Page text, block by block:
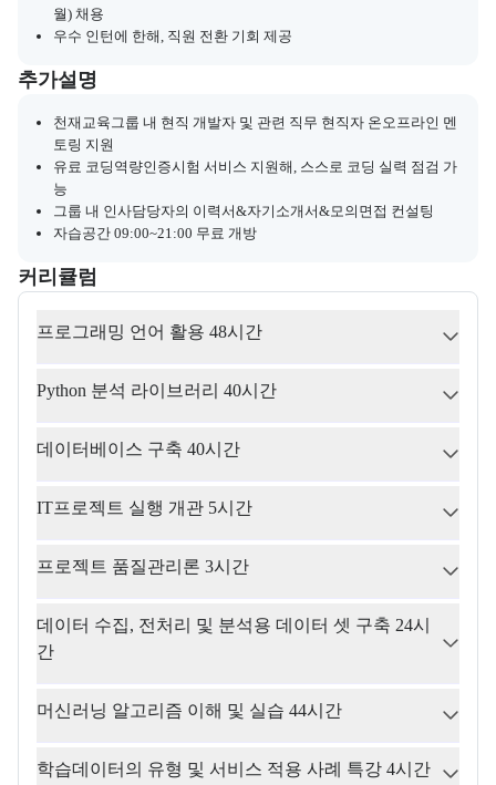
월) 채용
우수 인턴에 한해, 직원 전환 기회 제공
추가설명
부트캠프와 관련된 추가 안내 및 참고 사항을 제공한다.
천재교육그룹 내 현직 개발자 및 관련 직무 현직자 온오프라인 멘
토링 지원
유료 코딩역량인증시험 서비스 지원해, 스스로 코딩 실력 점검 가
능
그룹 내 인사담당자의 이력서&자기소개서&모의면접 컨설팅
자습공간 09:00~21:00 무료 개방
커리큘럼
교육과정의 커리큘럼 정보를 안내한다.
커리큘럼
프로그래밍 언어 활용 48시간
Python 분석 라이브러리 40시간
데이터베이스 구축 40시간
IT프로젝트 실행 개관 5시간
프로젝트 품질관리론 3시간
데이터 수집, 전처리 및 분석용 데이터 셋 구축 24시
간
머신러닝 알고리즘 이해 및 실습 44시간
학습데이터의 유형 및 서비스 적용 사례 특강 4시간